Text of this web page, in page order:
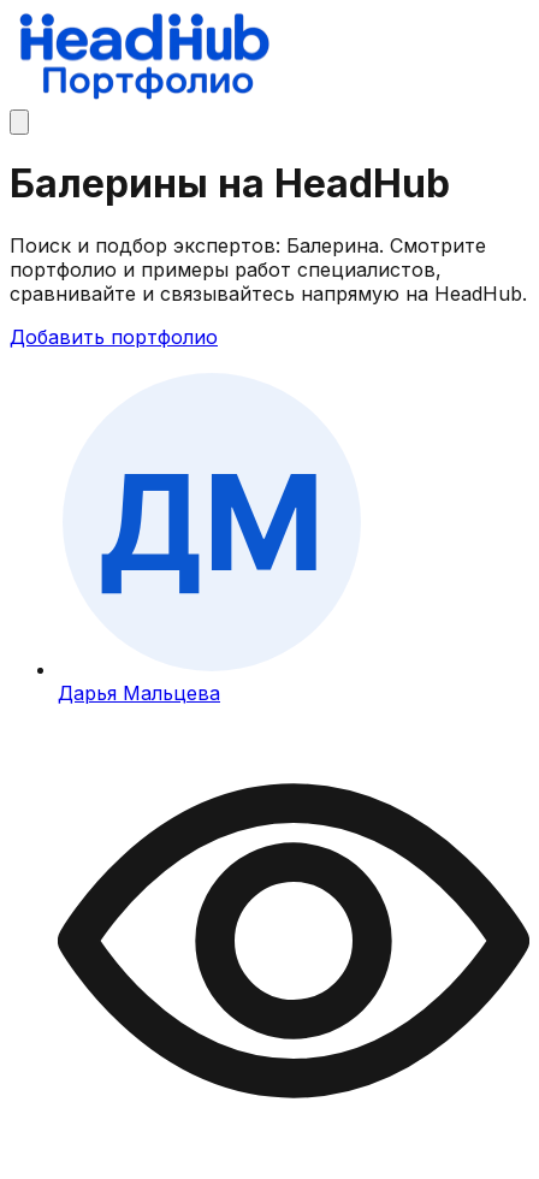
Балерины на HeadHub
Поиск и подбор экспертов: Балерина. Смотрите
портфолио и примеры работ специалистов,
сравнивайте и связывайтесь напрямую на HeadHub.
Добавить портфолио
Дарья Мальцева